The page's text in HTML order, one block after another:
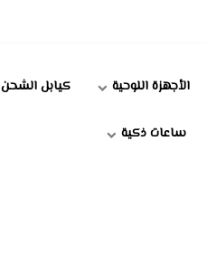
الأجهزة اللوحية كيابل الشحن
ساعات ذكية